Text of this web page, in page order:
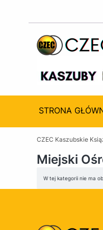
STRONA
CZEC Kaszubskie
Miejski
Lista
W tej kategorii nie ma